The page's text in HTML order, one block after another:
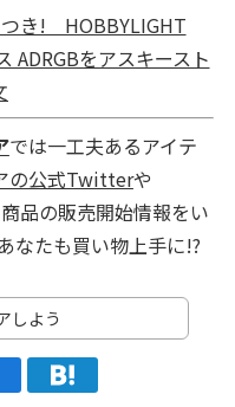
つき! HOBBYLIGHT
ADRGBをアスキースト
では一工夫あるアイテ
の公式Twitterや
品の販売開始情報をい
なたも買い物上手に!?
しよう